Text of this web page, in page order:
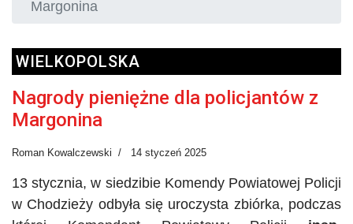
Margonina
WIELKOPOLSKA
Nagrody pieniężne dla policjantów z
Margonina
Roman Kowalczewski 14 styczeń 2025
13 stycznia, w siedzibie Komendy Powiatowej Policji
w Chodzieży odbyła się uroczysta zbiórka, podczas